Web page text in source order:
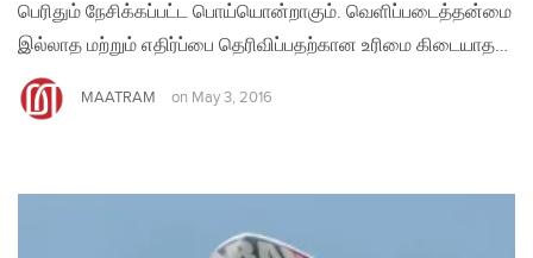
பெரிதும் நேசிக்கப்பட்ட பொய்யொன்றாகும். வெளிப்படைத்தன்மை
இல்லாத மற்றும் எதிர்ப்பை தெரிவிப்பதற்கான உரிமை கிடையாத…
MAATRAM on May 3, 2016